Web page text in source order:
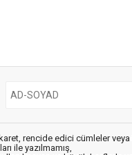
rencide edici cümleler veya
ile yazılmamış,